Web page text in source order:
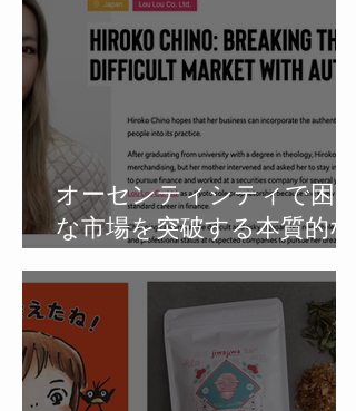
オーセンティシティで困難
な市場を突破する本質的な
ただきました。